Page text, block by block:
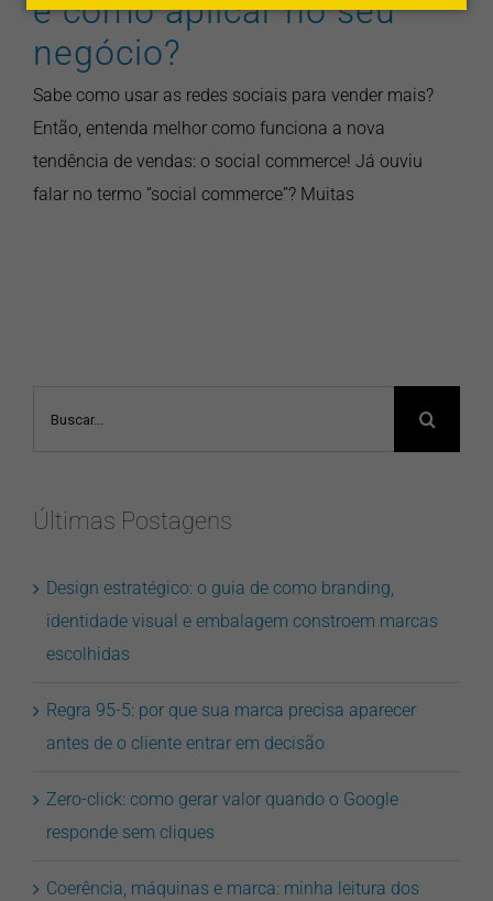
e como aplicar no seu
negócio?
Sabe como usar as redes sociais para vender mais?
Então, entenda melhor como funciona a nova
tendência de vendas: o social commerce! Já ouviu
falar no termo “social commerce”? Muitas
Últimas Postagens
Design estratégico: o guia de como branding,
identidade visual e embalagem constroem marcas
escolhidas
Regra 95-5: por que sua marca precisa aparecer
antes de o cliente entrar em decisão
Zero-click: como gerar valor quando o Google
responde sem cliques
Coerência, máquinas e marca: minha leitura dos